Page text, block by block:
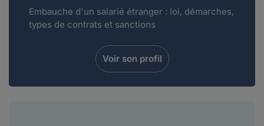
Embauche d'un salarié étranger : loi, démarches,
types de contrats et sanctions
Voir son profil